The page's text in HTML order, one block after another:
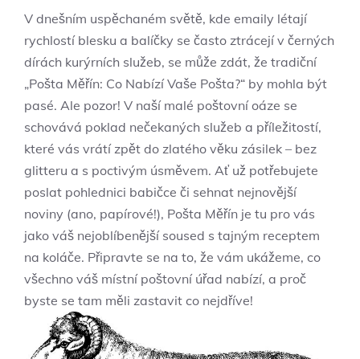
V dnešním uspěchaném světě, kde emaily létají
rychlostí blesku a balíčky se často ztrácejí v černých
dírách kurýrních služeb, se může zdát, že tradiční
„Pošta Měřín: Co Nabízí Vaše Pošta?“ by mohla být
pasé. Ale pozor! V naší malé poštovní oáze se
schovává poklad nečekaných služeb a příležitostí,
které vás vrátí zpět do zlatého věku zásilek – bez
glitteru a s poctivým úsměvem. Ať už potřebujete
poslat pohlednici babičce či sehnat nejnovější
noviny (ano, papírové!), Pošta Měřín je tu pro vás
jako váš nejoblíbenější soused s tajným receptem
na koláče. Připravte se na to, že vám ukážeme, co
všechno váš místní poštovní úřad nabízí, a proč
byste se tam měli zastavit co nejdříve!